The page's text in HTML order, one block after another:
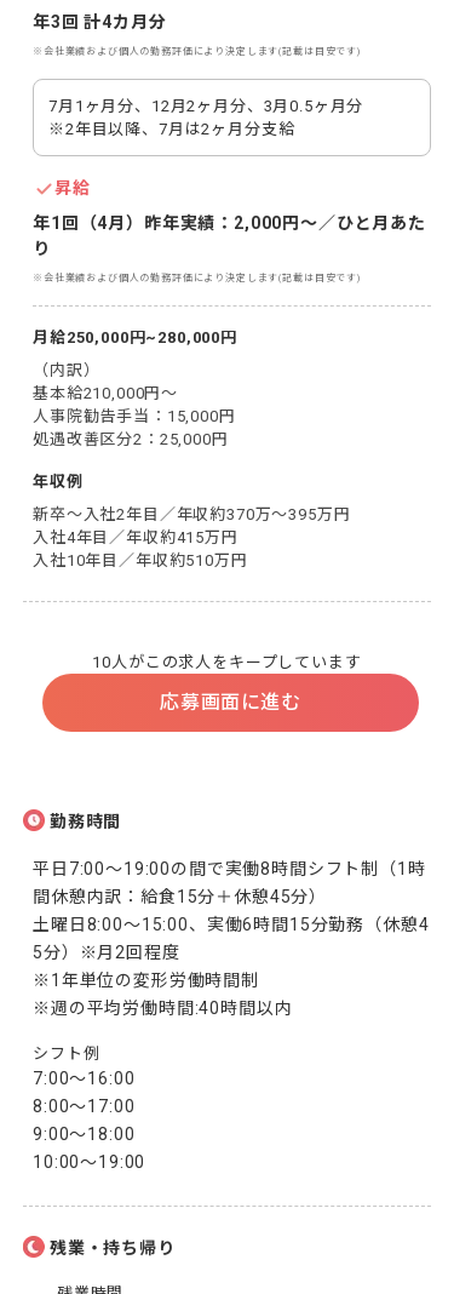
年3回 計4カ月分
※会社業績および個人の勤務評価により決定します(記載は目安です)
7月1ヶ月分、12月2ヶ月分、3月0.5ヶ月分
※2年目以降、7月は2ヶ月分支給
昇給
年1回（4月）昨年実績：2,000円～／ひと月あた
り
※会社業績および個人の勤務評価により決定します(記載は目安です)
月給250,000円~280,000円
（内訳）
基本給210,000円～
人事院勧告手当：15,000円
処遇改善区分2：25,000円
年収例
新卒～入社2年目／年収約370万～395万円
入社4年目／年収約415万円
入社10年目／年収約510万円
10人がこの求人をキープしています
応募画面に進む
勤務時間
平日7:00～19:00の間で実働8時間シフト制（1時
間休憩内訳：給食15分＋休憩45分）
土曜日8:00～15:00、実働6時間15分勤務（休憩4
5分）※月2回程度
※1年単位の変形労働時間制
※週の平均労働時間:40時間以内
シフト例
7:00～16:00
8:00～17:00
9:00～18:00
10:00～19:00
残業・持ち帰り